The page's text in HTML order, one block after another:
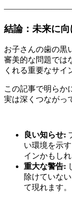
結論：未来に
お子さんの歯の黒
審美的な問題では
くれる重要なサイ
この記事で明らか
実は深くつながっ
良い知らせ:
い環境を示
インかもしれ
重大な警告:
除けていな
て現れます。